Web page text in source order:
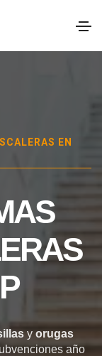
EN
y orugas
año